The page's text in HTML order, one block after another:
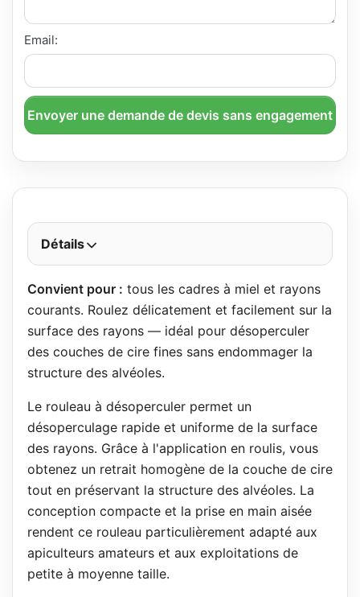
Email:
Envoyer une demande de devis sans engagement
Détails
Convient pour : tous les cadres à miel et rayons
courants. Roulez délicatement et facilement sur la
surface des rayons — idéal pour désoperculer
des couches de cire fines sans endommager la
structure des alvéoles.
Le rouleau à désoperculer permet un
désoperculage rapide et uniforme de la surface
des rayons. Grâce à l'application en roulis, vous
obtenez un retrait homogène de la couche de cire
tout en préservant la structure des alvéoles. La
conception compacte et la prise en main aisée
rendent ce rouleau particulièrement adapté aux
apiculteurs amateurs et aux exploitations de
petite à moyenne taille.